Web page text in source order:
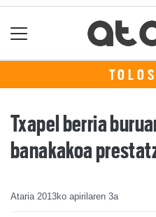
Txapel berria
banakakoa
Ataria 2013ko apirilaren 3a